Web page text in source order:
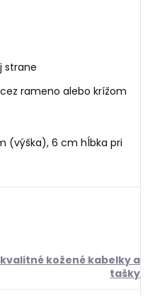
strane
rameno alebo krížom
(výška), 6 cm hĺbka pri
kožené kabelky a
tašky